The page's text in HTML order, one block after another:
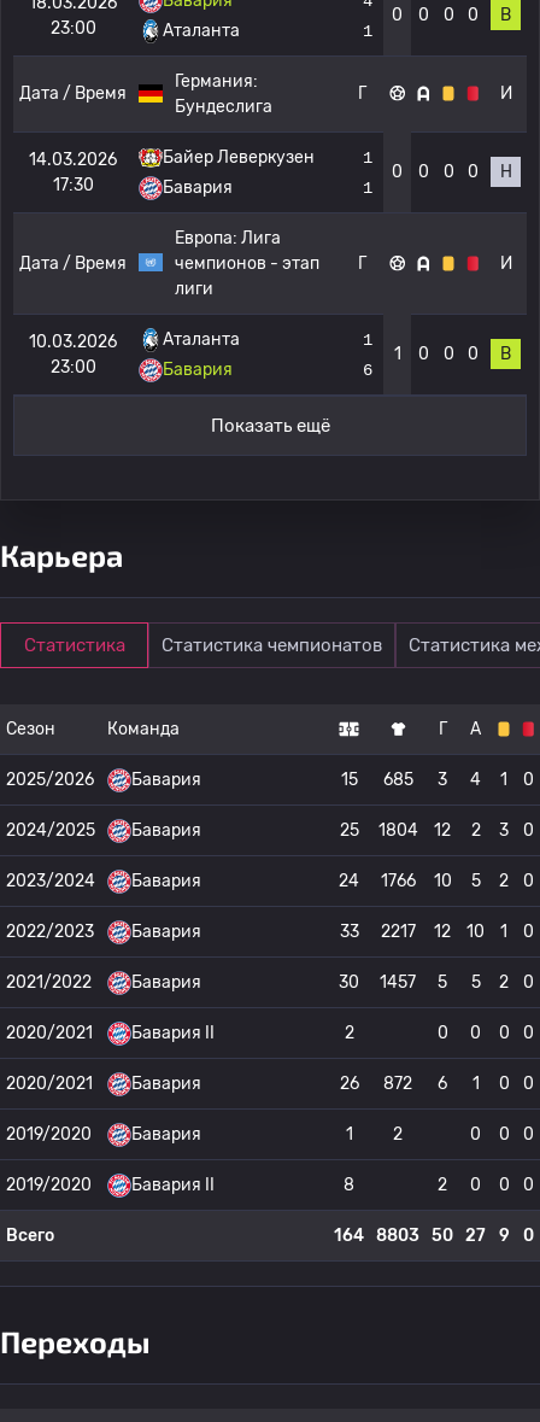
23:00
Аталанта
1
0 0 0 0 В
Дата / Время
Германия:
Бундеслига
Г И
14.03.2026
17:30
Байер Леверкузен
Бавария
1
1
0 0 0 0 Н
Дата / Время
Европа: Лига
чемпионов - этап
лиги
Г И
10.03.2026
23:00
Аталанта
Бавария
1
6
1 0 0 0 В
Показать ещё
Карьера
Статистика Статистика чемпионатов Статистика
Сезон Команда Г А
2025/2026 Бавария 15 685 3 4 1 0
2024/2025 Бавария 25 1804 12 2 3 0
2023/2024 Бавария 24 1766 10 5 2 0
2022/2023 Бавария 33 2217 12 10 1 0
2021/2022 Бавария 30 1457 5 5 2 0
2020/2021 Бавария II 2 0 0 0 0
2020/2021 Бавария 26 872 6 1 0 0
2019/2020 Бавария 1 2 0 0 0
2019/2020 Бавария II 8 2 0 0 0
Всего 164 8803 50 27 9 0
Переходы